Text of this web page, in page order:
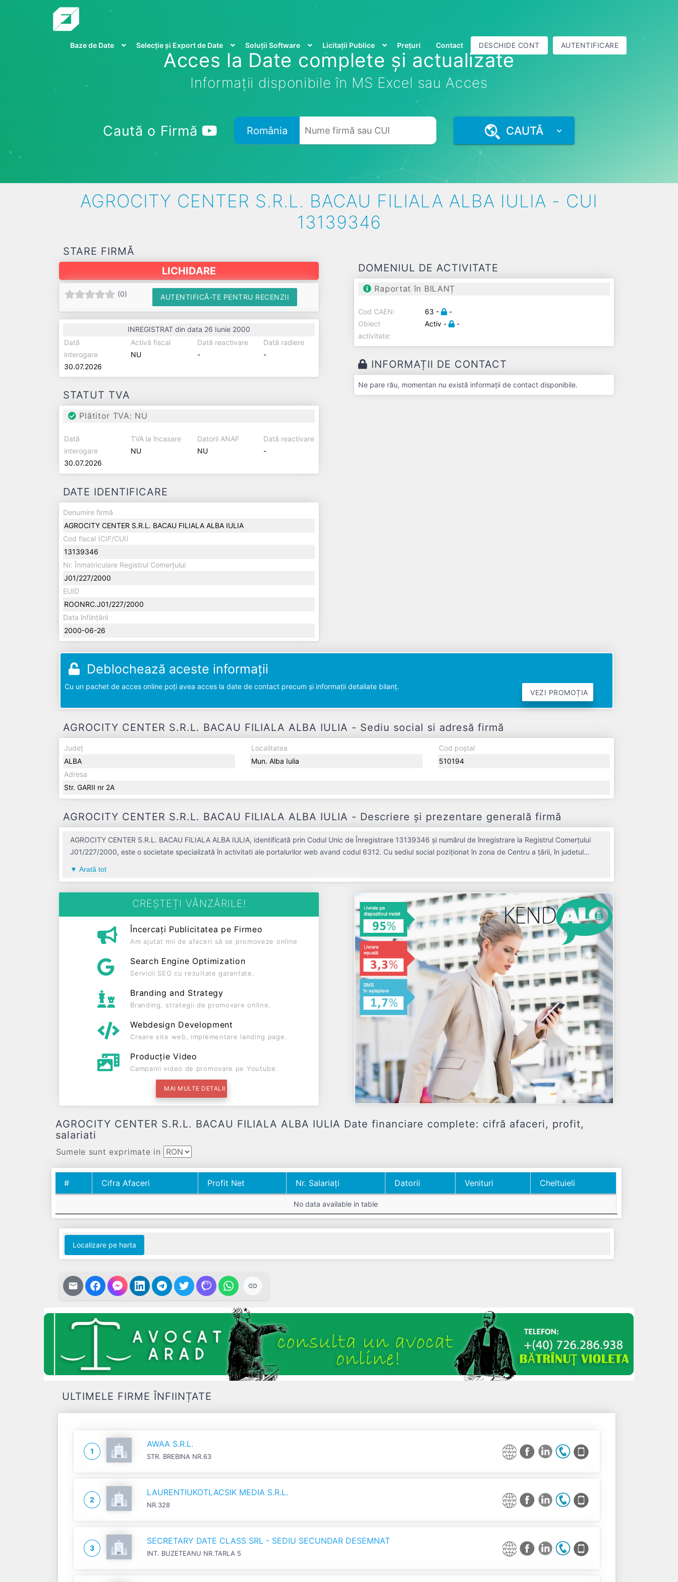
Baze de Date Selecție și Export de Date Soluții Software Licitații Publice Prețuri Contact DESCHIDE CONT AUTENTIFICARE
Acces la Date complete și actualizate
Informații disponibile în MS Excel sau Acces
Caută o Firmă România CAUTĂ
AGROCITY CENTER S.R.L. BACAU FILIALA ALBA IULIA - CUI
13139346
STARE FIRMĂ
LICHIDARE
(0) AUTENTIFICĂ-TE PENTRU RECENZII
INREGISTRAT din data 26 Iunie 2000
Dată
interogare
30.07.2026
Activă fiscal
NU
Dată reactivare
-
Dată radiere
-
STATUT TVA
Plătitor TVA: NU
Dată
interogare
30.07.2026
TVA la încasare
NU
Datorii ANAF
NU
Dată reactivare
-
DATE IDENTIFICARE
Denumire firmă
AGROCITY CENTER S.R.L. BACAU FILIALA ALBA IULIA
Cod fiscal (CIF/CUI)
13139346
Nr. Înmatriculare Registrul Comerțului
J01/227/2000
EUID
ROONRC.J01/227/2000
Data înființării
2000-06-26
DOMENIUL DE ACTIVITATE
Raportat în BILANȚ
Cod CAEN: 63 -
-
Obiect
activitate:
Activ - -
INFORMAȚII DE CONTACT
Ne pare rău, momentan nu există informații de contact disponibile.
Deblochează aceste informații
Cu un pachet de acces online poți avea acces la date de contact precum și informații detaliate bilanț.
VEZI PROMOȚIA
AGROCITY CENTER S.R.L. BACAU FILIALA ALBA IULIA - Sediu social si adresă firmă
Județ
ALBA
Localitatea
Mun. Alba Iulia
Cod poștal
510194
Adresa
Str. GARII nr 2A
AGROCITY CENTER S.R.L. BACAU FILIALA ALBA IULIA - Descriere și prezentare generală firmă
AGROCITY CENTER S.R.L. BACAU FILIALA ALBA IULIA, identificată prin Codul Unic de Înregistrare 13139346 și numărul de înregistrare la Registrul Comerțului
J01/227/2000, este o societate specializată în activitati ale portalurilor web avand codul 6312. Cu sediul social poziționat în zona de Centru a țării, în judetul
LICHIDARE. Societatea nu este plătitoare de TVA.
Arată tot
CREȘTEȚI VÂNZĂRILE!
Încercați Publicitatea pe Firmeo
Am ajutat mii de afaceri să se promoveze online
Search Engine Optimization
Servicii SEO cu rezultate garantate.
Branding and Strategy
Branding, strategii de promovare online.
Webdesign Development
Creare site web, implementare landing page.
Producție Video
Campanii video de promovare pe Youtube.
MAI MULTE DETALII
AGROCITY CENTER S.R.L. BACAU FILIALA ALBA IULIA Date financiare complete: cifră afaceri, profit,
salariati
Sumele sunt exprimate in
# Cifra Afaceri Profit Net Nr. Salariați Datorii Venituri
Cheltuieli
Nr. Salariați
No data available in table
Localizare pe harta
ULTIMELE FIRME ÎNFIINȚATE
1
AWAA S.R.L.
STR. BREBINA NR.63
2
LAURENTIUKOTLACSIK MEDIA S.R.L.
NR.328
3
SECRETARY DATE CLASS SRL - SEDIU SECUNDAR DESEMNAT
INT. BUZETEANU NR.TARLA 5